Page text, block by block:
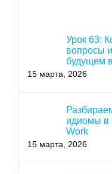
Урок 63:
вопросы
будущем
15 марта, 2026
идиомы в
Work
15 марта, 2026